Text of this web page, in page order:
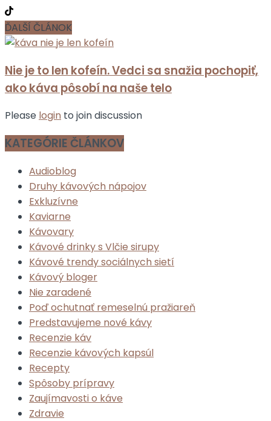
ĎALŠÍ ČLÁNOK
Nie je to len kofeín. Vedci sa snažia pochopiť,
ako káva pôsobí na naše telo
Please login to join discussion
KATEGÓRIE ČLÁNKOV
Audioblog
Druhy kávových nápojov
Exkluzívne
Kaviarne
Kávovary
Kávové drinky s Vlčie sirupy
Kávové trendy sociálnych sietí
Kávový bloger
Nie zaradené
Poď ochutnať remeselnú pražiareň
Predstavujeme nové kávy
Recenzie káv
Recenzie kávových kapsúl
Recepty
Spôsoby prípravy
Zaujímavosti o káve
Zdravie